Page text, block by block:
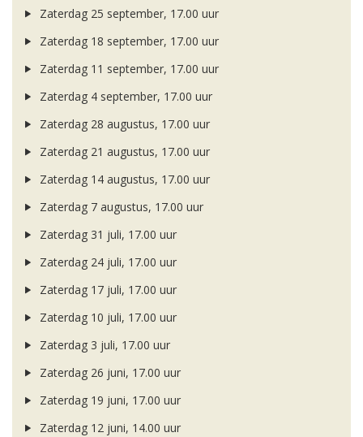
Zaterdag 25 september, 17.00 uur
Zaterdag 18 september, 17.00 uur
Zaterdag 11 september, 17.00 uur
Zaterdag 4 september, 17.00 uur
Zaterdag 28 augustus, 17.00 uur
Zaterdag 21 augustus, 17.00 uur
Zaterdag 14 augustus, 17.00 uur
Zaterdag 7 augustus, 17.00 uur
Zaterdag 31 juli, 17.00 uur
Zaterdag 24 juli, 17.00 uur
Zaterdag 17 juli, 17.00 uur
Zaterdag 10 juli, 17.00 uur
Zaterdag 3 juli, 17.00 uur
Zaterdag 26 juni, 17.00 uur
Zaterdag 19 juni, 17.00 uur
Zaterdag 12 juni, 14.00 uur